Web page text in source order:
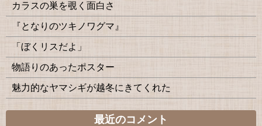
カラスの巣を覗く面白さ
『となりのツキノワグマ』
「ぼくリスだよ」
物語りのあったポスター
魅力的なヤマシギが越冬にきてくれた
最近のコメント